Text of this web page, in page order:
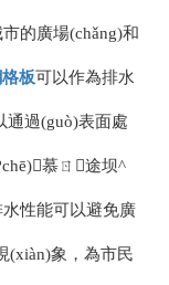
的廣場(chǎng)和
板可以作為排水
通過(guò)表面處
慕ㄖ途坝^
水性能可以避免廣
象，為市民